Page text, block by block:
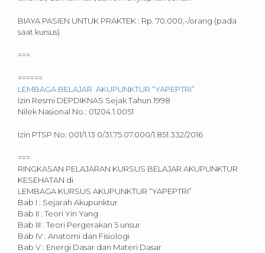
BIAYA PASIEN UNTUK PRAKTEK : Rp. 70.000,-/orang (pada
saat kursus)
===
======
LEMBAGA BELAJAR AKUPUNKTUR “YAPEPTRI”
Izin Resmi DEPDIKNAS Sejak Tahun 1998
Nilek Nasional No.: 01204.1.0051
Izin PTSP No: 001/1.13 0/31.75.07.000/1.851.332/2016
===
RINGKASAN PELAJARAN KURSUS BELAJAR AKUPUNKTUR
KESEHATAN di
LEMBAGA KURSUS AKUPUNKTUR “YAPEPTRI”
Bab I : Sejarah Akupunktur
Bab II : Teori Yin Yang
Bab III : Teori Pergerakan 5 unsur
Bab IV : Anatomi dan Fisiologi
Bab V : Energi Dasar dan Materi Dasar